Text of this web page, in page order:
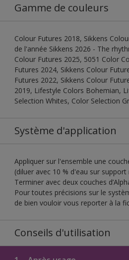
Gamme de couleurs
Colour Futures 2018, Sikkens
de l'année Sikkens 2026 - The
Colour Futures 2025, 5051 Color
Futures 2024, Sikkens Colour
Futures 2022, Sikkens Colour
2019, Lifestyle Colors Bohemian,
Selection Whites, Color Selection
Système d'application
Appliquer sur l'ensemble une
(diluer avec 10 % d'eau sur support
Terminer avec deux couches
Pour toutes précisions sur le
de bien vouloir vous reporter à la
Conseils d'utilisation